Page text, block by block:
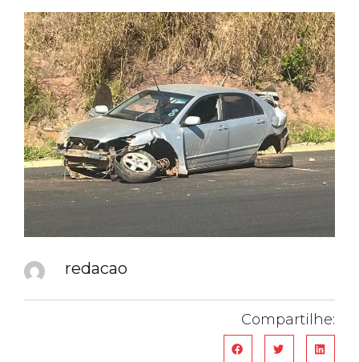
redacao
Compartilhe: